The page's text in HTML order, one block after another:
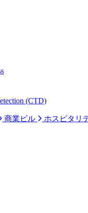
(CTD)
商業ビル ホスピタリ